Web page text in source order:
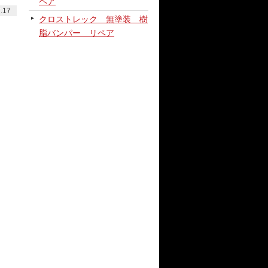
クロストレック 無塗装 樹
脂バンパー リペア